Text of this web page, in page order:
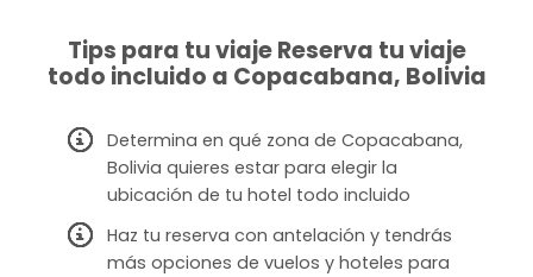
Tips para tu viaje Reserva tu viaje
todo incluido a Copacabana, Bolivia
Determina en qué zona de Copacabana,
Bolivia quieres estar para elegir la
ubicación de tu hotel todo incluido
Haz tu reserva con antelación y tendrás
más opciones de vuelos y hoteles para